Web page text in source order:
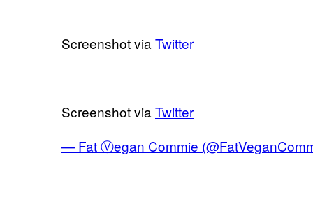
Screenshot via Twitter
Screenshot via Twitter
— Fat Ⓥegan Commie